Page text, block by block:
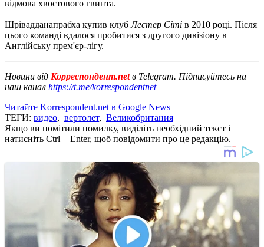
відмова хвостового гвинта.
Шрівадданапрабха купив клубЛестер Сіті в 2010 році. Після
цього команді вдалося пробитися з другого дивізіону в
Англійську прем'єр-лігу.
Новини від Корреспондент.netв Telegram. Підписуйтесь на
наш канал https://t.me/korrespondentnet
Читайте Korrespondent.net в Google News
ТЕГИ: видео, вертолет, Великобритания
Якщо ви помітили помилку, виділіть необхідний текст і
натисніть Ctrl + Enter, щоб повідомити про це редакцію.